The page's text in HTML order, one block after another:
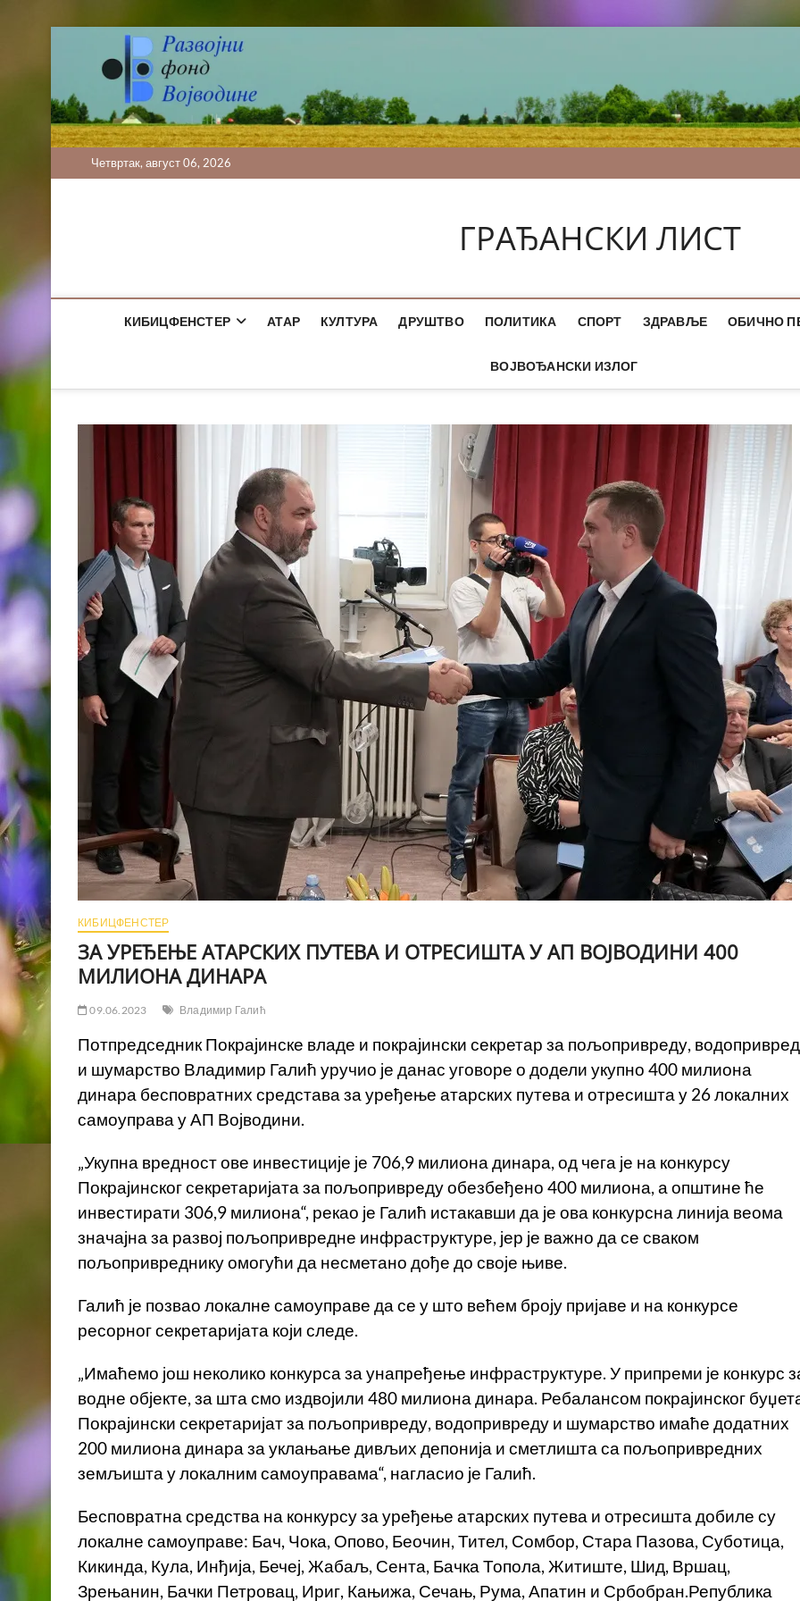
Четвртак, август 06, 2026
ГРАЂАНСКИ ЛИСТ
КИБИЦФЕНСТЕР АТАР КУЛТУРА ДРУШТВО ПОЛИТИКА СПОРТ ЗДРАВЉЕ ОБИЧНО
ВОЈВОЂАНСКИ ИЗЛОГ
КИБИЦФЕНСТЕР
ЗА УРЕЂЕЊЕ АТАРСКИХ ПУТЕВА И ОТРЕСИШТА У АП ВОЈВОДИНИ 400
МИЛИОНА ДИНАРА
09.06.2023 Владимир Галић
Потпредседник Покрајинске владе и покрајински секретар за пољопривреду,
и шумарство Владимир Галић уручио је данас уговоре о додели укупно 400 милиона
динара бесповратних средстава за уређење атарских путева и отресишта у 26 локалних
самоуправа у АП Војводини.
„Укупна вредност ове инвестиције је 706,9 милиона динара, од чега је на конкурсу
Покрајинског секретаријата за пољопривреду обезбеђено 400 милиона, а општине ће
инвестирати 306,9 милиона“, рекао је Галић истакавши да је ова конкурсна линија веома
значајна за развој пољопривредне инфраструктуре, јер је важно да се сваком
пољопривреднику омогући да несметано дође до своје њиве.
Галић је позвао локалне самоуправе да се у што већем броју пријаве и на конкурсе
ресорног секретаријата који следе.
„Имаћемо још неколико конкурса за унапређење инфраструктуре. У припреми је конкурс
водне објекте, за шта смо издвојили 480 милиона динара. Ребалансом покрајинског
Покрајински секретаријат за пољопривреду, водопривреду и шумарство имаће додатних
200 милиона динара за уклањање дивљих депонија и сметлишта са пољопривредних
земљишта у локалним самоуправама“, нагласио је Галић.
Бесповратна средства на конкурсу за уређење атарских путева и отресишта добиле су
локалне самоуправе: Бач, Чока, Опово, Беочин, Тител, Сомбор, Стара Пазова, Суботица,
Кикинда, Кула, Инђија, Бечеј, Жабаљ, Сента, Бачка Топола, Житиште, Шид, Вршац,
Зрењанин, Бачки Петровац, Ириг, Кањижа, Сечањ, Рума, Апатин и Србобран.Република